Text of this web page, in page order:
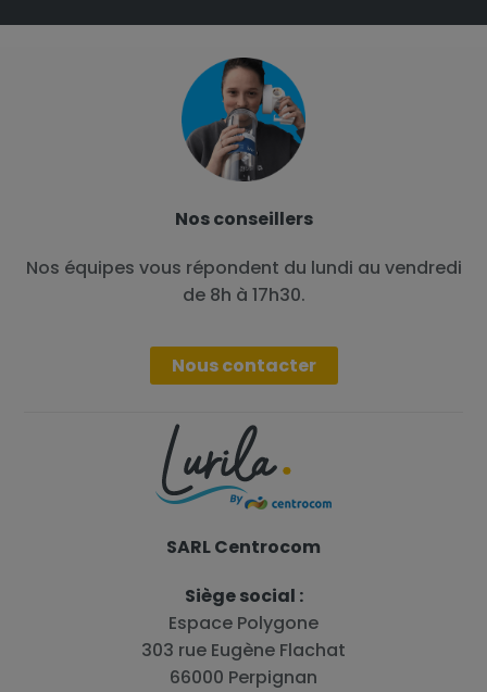
Nos conseillers
Nos équipes vous répondent du lundi au vendredi
de 8h à 17h30.
Nous contacter
SARL Centrocom
Siège social :
Espace Polygone
303 rue Eugène Flachat
66000 Perpignan